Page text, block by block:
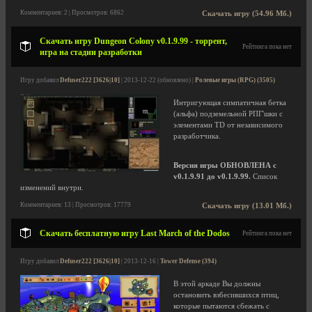
Скачать игру (54.96 Мб.)
Комментариев: 2 | Просмотров: 6862
Скачать игру Dungeon Colony v0.1.9.99 - торрент,
игра на стадии разработки
Рейтинга пока нет
Игру добавил Defuser222 [3626|10] | 2013-12-22 (обновлено) | Ролевые игры (RPG) (3505)
Интригующая симпатичная бетка
(альфа) подземельной РПГ'шки с
элементами TD от независимого
разработчика.
Версия игры ОБНОВЛЕНА с
v0.1.9.91 до v0.1.9.99. Список
изменений внутри.
Скачать игру (13.01 Мб.)
Комментариев: 13 | Просмотров: 17779
Скачать бесплатную игру Last March of the Dodos Рейтинга пока нет
Игру добавил Defuser222 [3626|10] | 2013-12-16 | Tower Defense (394)
В этой аркаде Вы должны
остановить взбесившихся птиц,
которые пытаются сбежать с